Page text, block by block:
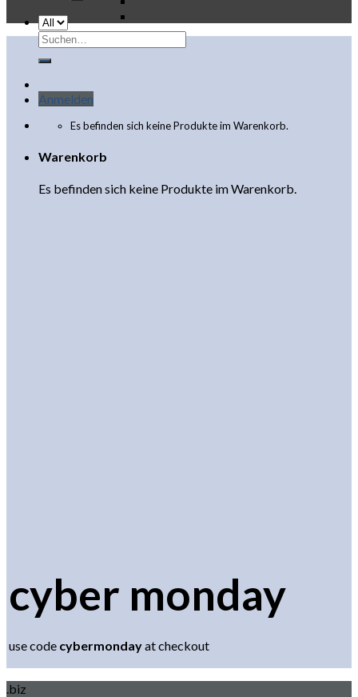
Suchen
nach:
Anmelden
Es befinden sich keine Produkte im Warenkorb.
Warenkorb
Es befinden sich keine Produkte im Warenkorb.
cyber monday
use code cybermondayat checkout
.biz